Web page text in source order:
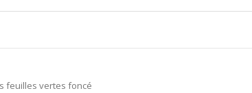
feuilles vertes foncé